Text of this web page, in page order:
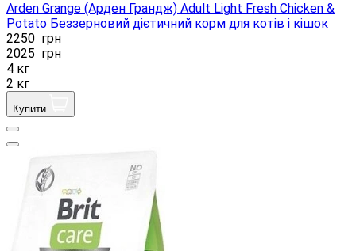
Arden Grange (Арден Грандж) Adult Light Fresh Chicken &
Potato Беззерновий дієтичний корм для котів і кішок
2250 грн
2025 грн
4 кг
2 кг
Купити